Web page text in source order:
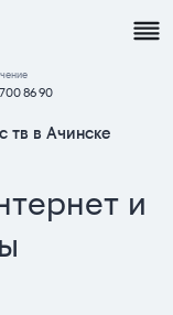
86 90
тв в Ачинске
и